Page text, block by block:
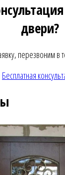
двери?
перезвоним в
Бесплатная